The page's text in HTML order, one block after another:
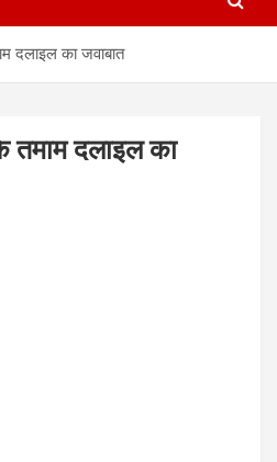
दलाइल का जवाबात
दलाइल का